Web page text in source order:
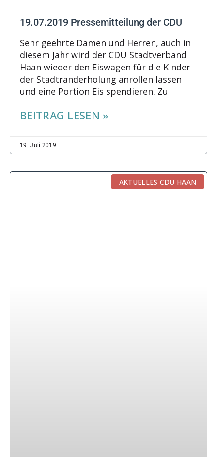
19.07.2019 Pressemitteilung der CDU
Sehr geehrte Damen und Herren, auch in
diesem Jahr wird der CDU Stadtverband
Haan wieder den Eiswagen für die Kinder
der Stadtranderholung anrollen lassen
und eine Portion Eis spendieren. Zu
BEITRAG LESEN »
19. Juli 2019
AKTUELLES CDU HAAN